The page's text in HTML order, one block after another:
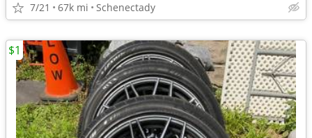
7/21 67k mi Schenectady
$1